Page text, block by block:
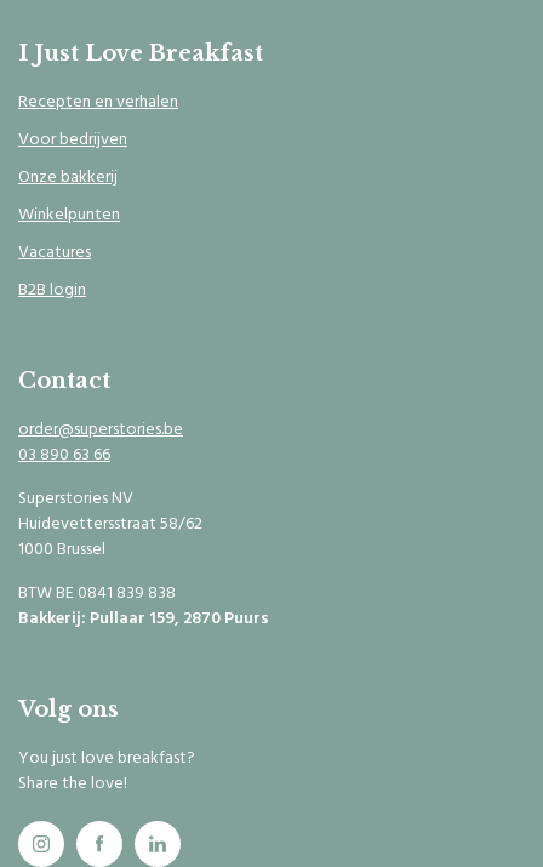
I Just Love Breakfast
Recepten en verhalen
Voor bedrijven
Onze bakkerij
Winkelpunten
Vacatures
B2B login
Contact
order@superstories.be
03 890 63 66
Superstories NV
Huidevettersstraat 58/62
1000 Brussel
BTW BE 0841 839 838
Bakkerij: Pullaar 159, 2870 Puurs
Volg ons
You just love breakfast?
Share the love!